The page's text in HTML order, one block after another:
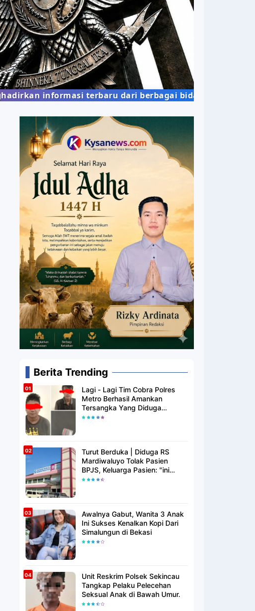
informasi terbaru dari berbagai bidang kehidupan
Berita Trending
Lagi - Lagi Tim Cobra Polres
Metro Berhasil Amankan
Tersangka Yang Diduga
Pengguna Narkotika
Turut Berduka | Diduga RS
Mardiwaluyo Tolak Pasien
BPJS, Keluarga Pasien: "ini
Yang Katanya Bukan Keadaan
Awalnya Gabut, Wanita 3 Anak
Ini Sukses Kenalkan Kopi Dari
Simalungun di Bekasi
Unit Reskrim Polsek Sekincau
Tangkap Pelaku Pelecehan
Seksual Anak di Bawah Umur.